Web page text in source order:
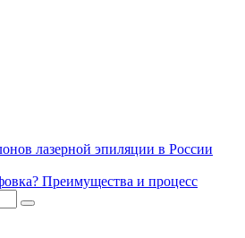
лазерной эпиляции в России
Преимущества и процесс